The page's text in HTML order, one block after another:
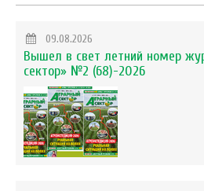
09.08.2026
Вышел в свет летний номер
сектор» №2 (68)-2026